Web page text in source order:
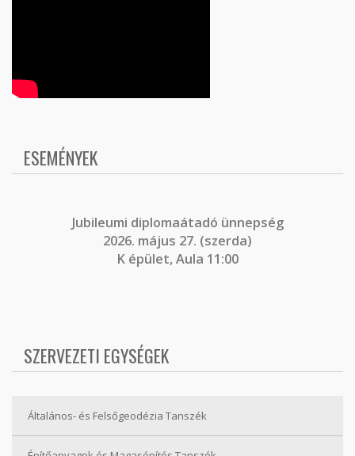
ESEMÉNYEK
Jubileumi diplomaátadó ünnepség
2026. május 27. (szerda)
K épület, Aula 11:00
SZERVEZETI EGYSÉGEK
Általános- és Felsőgeodézia Tanszék